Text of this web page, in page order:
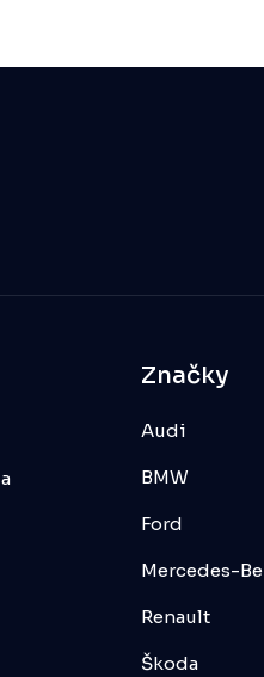
Značky
Audi
BMW
Ford
Mercedes-
Renault
Škoda